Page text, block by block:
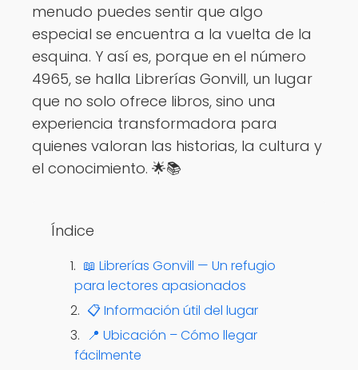
menudo puedes sentir que algo
especial se encuentra a la vuelta de la
esquina. Y así es, porque en el número
4965, se halla Librerías Gonvill, un lugar
que no solo ofrece libros, sino una
experiencia transformadora para
quienes valoran las historias, la cultura y
el conocimiento. 🌟📚
Índice
📖 Librerías Gonvill — Un refugio
para lectores apasionados
📋 Información útil del lugar
📍 Ubicación – Cómo llegar
fácilmente